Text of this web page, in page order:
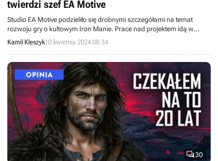
twierdzi szef EA Motive
Studio EA Motive podzieliło się drobnymi szczegółami na temat
rozwoju gry o kultowym Iron Manie. Prace nad projektem idą w
dobrym kierunku.
Kamil Kleszyk10 kwietnia 2024 08:34
30